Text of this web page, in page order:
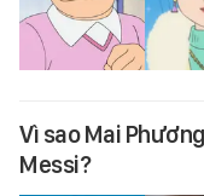
Vì sao Mai
Messi?